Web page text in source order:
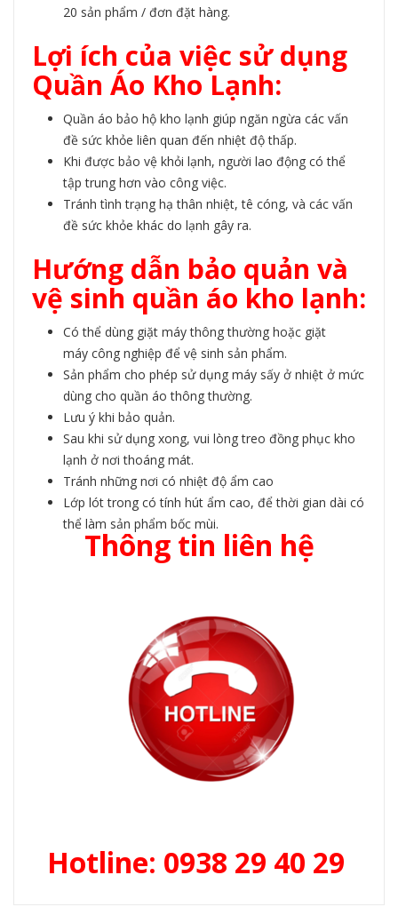
20 sản phẩm / đơn đặt hàng.
Lợi ích của việc sử dụng
Quần Áo Kho Lạnh:
Quần áo bảo hộ kho lạnh giúp ngăn ngừa các vấn
đề sức khỏe liên quan đến nhiệt độthấp.
Khi được bảo vệ khỏi lạnh, người lao động có thể
tập trung hơn vào công việc.
Tránh tình trạng hạ thân nhiệt, tê cóng, và các vấn
đề sức khỏe khác do lạnh gây ra.
Hướng dẫn bảo quản và
vệ sinh quần áo kho lạnh:
Có thể dùng giặt máy thông thường hoặc giặt
máy công nghiệp để vệ sinh sản phẩm.
Sản phẩm cho phép sử dụng máy sấy ở nhiệt ở mức
dùng cho quần áo thông thường.
Lưu ý khi bảo quản.
Sau khi sử dụng xong, vui lòng treo đồng phục kho
lạnh ở nơi thoáng mát.
Tránh những nơi có nhiệt độ ẩm cao
Lớp lót trong có tính hút ẩm cao, để thời gian dài có
thể làm sản phẩm bốc mùi.
Thông tin liên hệ
Hotline: 0938 29 40 29